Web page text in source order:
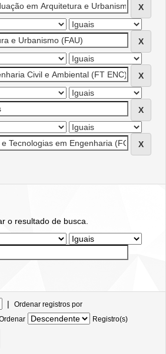
o resultado de busca.
| Ordenar registros por
Registro(s)